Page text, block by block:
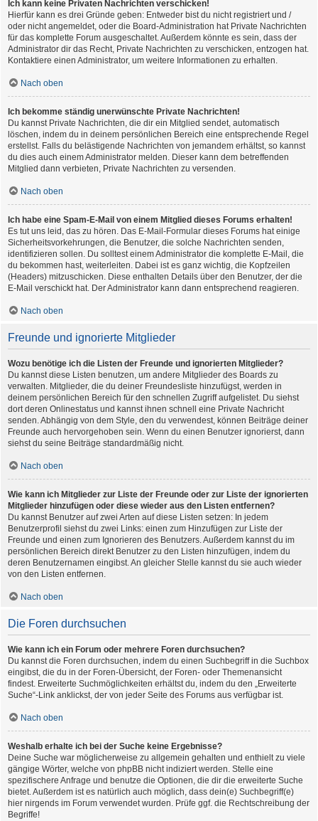
Ich kann keine Privaten Nachrichten verschicken!
Hierfür kann es drei Gründe geben: Entweder bist du nicht registriert und /
oder nicht angemeldet, oder die Board-Administration hat Private Nachrichten
für das komplette Forum ausgeschaltet. Außerdem könnte es sein, dass der
Administrator dir das Recht, Private Nachrichten zu verschicken, entzogen hat.
Kontaktiere einen Administrator, um weitere Informationen zu erhalten.
Nach oben
Ich bekomme ständig unerwünschte Private Nachrichten!
Du kannst Private Nachrichten, die dir ein Mitglied sendet, automatisch
löschen, indem du in deinem persönlichen Bereich eine entsprechende Regel
erstellst. Falls du belästigende Nachrichten von jemandem erhältst, so kannst
du dies auch einem Administrator melden. Dieser kann dem betreffenden
Mitglied dann verbieten, Private Nachrichten zu versenden.
Nach oben
Ich habe eine Spam-E-Mail von einem Mitglied dieses Forums erhalten!
Es tut uns leid, das zu hören. Das E-Mail-Formular dieses Forums hat einige
Sicherheitsvorkehrungen, die Benutzer, die solche Nachrichten senden,
identifizieren sollen. Du solltest einem Administrator die komplette E-Mail, die
du bekommen hast, weiterleiten. Dabei ist es ganz wichtig, die Kopfzeilen
(Headers) mitzuschicken. Diese enthalten Details über den Benutzer, der die
E-Mail verschickt hat. Der Administrator kann dann entsprechend reagieren.
Nach oben
Freunde und ignorierte Mitglieder
Wozu benötige ich die Listen der Freunde und ignorierten Mitglieder?
Du kannst diese Listen benutzen, um andere Mitglieder des Boards zu
verwalten. Mitglieder, die du deiner Freundesliste hinzufügst, werden in
deinem persönlichen Bereich für den schnellen Zugriff aufgelistet. Du siehst
dort deren Onlinestatus und kannst ihnen schnell eine Private Nachricht
senden. Abhängig von dem Style, den du verwendest, können Beiträge deiner
Freunde auch hervorgehoben sein. Wenn du einen Benutzer ignorierst, dann
siehst du seine Beiträge standardmäßig nicht.
Nach oben
Wie kann ich Mitglieder zur Liste der Freunde oder zur Liste der ignorierten
Mitglieder hinzufügen oder diese wieder aus den Listen entfernen?
Du kannst Benutzer auf zwei Arten auf diese Listen setzen: In jedem
Benutzerprofil siehst du zwei Links: einen zum Hinzufügen zur Liste der
Freunde und einen zum Ignorieren des Benutzers. Außerdem kannst du im
persönlichen Bereich direkt Benutzer zu den Listen hinzufügen, indem du
deren Benutzernamen eingibst. An gleicher Stelle kannst du sie auch wieder
von den Listen entfernen.
Nach oben
Die Foren durchsuchen
Wie kann ich ein Forum oder mehrere Foren durchsuchen?
Du kannst die Foren durchsuchen, indem du einen Suchbegriff in die Suchbox
eingibst, die du in der Foren-Übersicht, der Foren- oder Themenansicht
findest. Erweiterte Suchmöglichkeiten erhältst du, indem du den „Erweiterte
Suche“-Link anklickst, der von jeder Seite des Forums aus verfügbar ist.
Nach oben
Weshalb erhalte ich bei der Suche keine Ergebnisse?
Deine Suche war möglicherweise zu allgemein gehalten und enthielt zu viele
gängige Wörter, welche von phpBB nicht indiziert werden. Stelle eine
spezifischere Anfrage und benutze die Optionen, die dir die erweiterte Suche
bietet. Außerdem ist es natürlich auch möglich, dass dein(e) Suchbegriff(e)
hier nirgends im Forum verwendet wurden. Prüfe ggf. die Rechtschreibung der
Begriffe!